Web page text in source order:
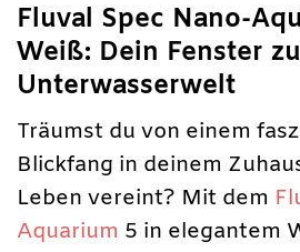
Fluval Spec Nano-
Weiß: Dein Fenster
Unterwasserwelt
Träumst du von einem
Blickfang in deinem
Leben vereint? Mit dem
Aquarium 5 in elegantem